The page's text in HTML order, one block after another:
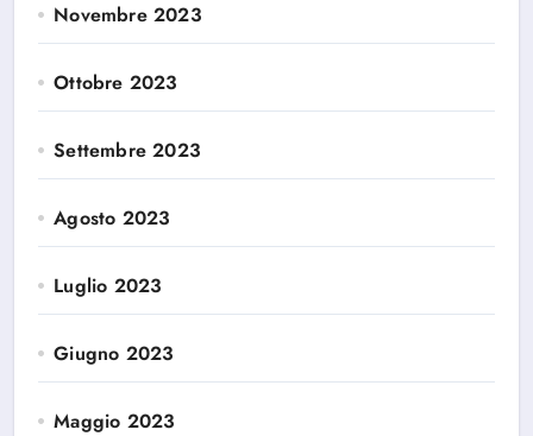
Novembre 2023
Ottobre 2023
Settembre 2023
Agosto 2023
Luglio 2023
Giugno 2023
Maggio 2023